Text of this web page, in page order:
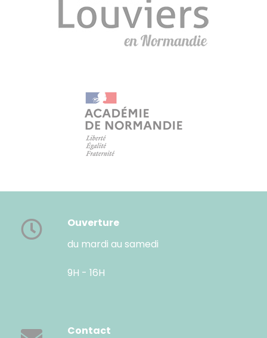
Ouverture
du mardi au samedi
9H - 16H
Contact